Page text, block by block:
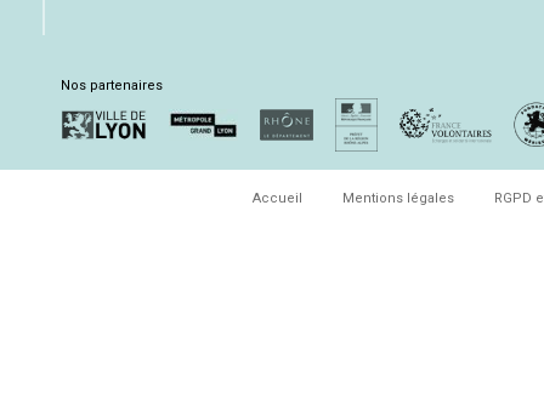
Nos partenaires
Accueil Mentions légales RGPD